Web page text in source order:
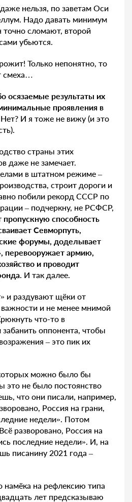
нельзя, по заветам Оси
Надо давать минимум
сломают, второй
убьются.
Только непонятно, то
смеха…
осязаемые результаты их
проявления в
И я тоже не вижу (и это
страны этих
даже не замечает.
в штатном режиме –
строит дороги и
побили рекорд СССР по
– подчеркну, не РСФСР,
пропускную способность
Севморпуть,
форумы, доделывает
перевооружает армию,
и проводит
. И так далее.
и раздувают щёки от
и не менее мнимой
что-то в
оппонента, чтобы
– это пик их
можно было бы
это не было постоянство
что они писали, например,
Россия на грани,
недели». Потом
разворовано, Россия на
последние недели». И, на
писанину 2021 года –
на рефлексию типа
лет предсказываю